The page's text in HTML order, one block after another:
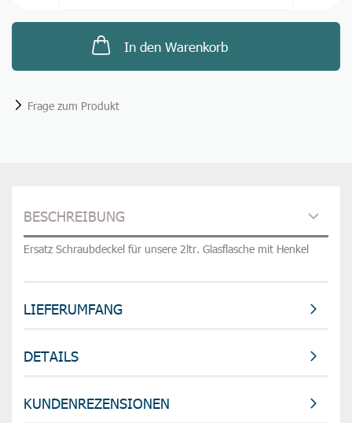
In den Warenkorb
Frage zum Produkt
BESCHREIBUNG
Ersatz Schraubdeckel für unsere 2ltr. Glasflasche mit Henkel
LIEFERUMFANG
DETAILS
KUNDENREZENSIONEN